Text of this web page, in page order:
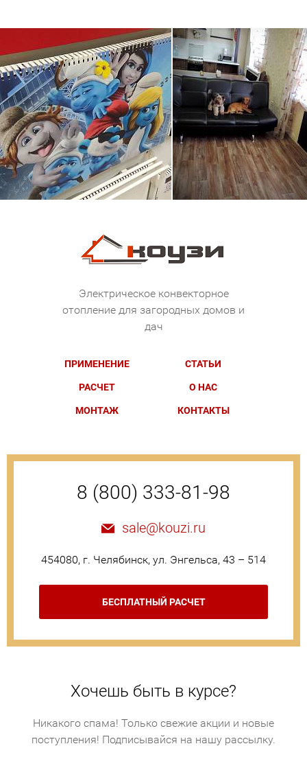
Электрическое конвекторное
отопление для загородных домов и
дач
ПРИМЕНЕНИЕ
РАСЧЕТ
МОНТАЖ
СТАТЬИ
О НАС
КОНТАКТЫ
8 (800) 333-81-98
sale@kouzi.ru
454080, г. Челябинск, ул. Энгельса, 43 – 514
БЕСПЛАТНЫЙ РАСЧЕТ
Хочешь быть в курсе?
Никакого спама! Только свежие акции и новые
поступления! Подписывайся на нашу рассылку.